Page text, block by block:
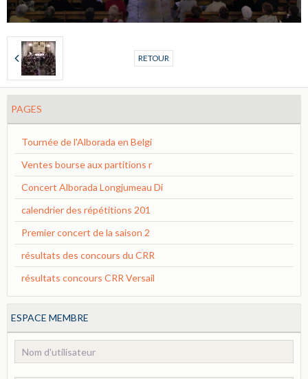
RETOUR
PAGES
Tournée de l'Alborada en Belgi
Ventes bourse aux partitions r
Concert Alborada Longjumeau Di
calendrier des répétitions 201
Premier concert de la saison 2
résultats des concours du CRR
résultats concours CRR Versail
ESPACE MEMBRE